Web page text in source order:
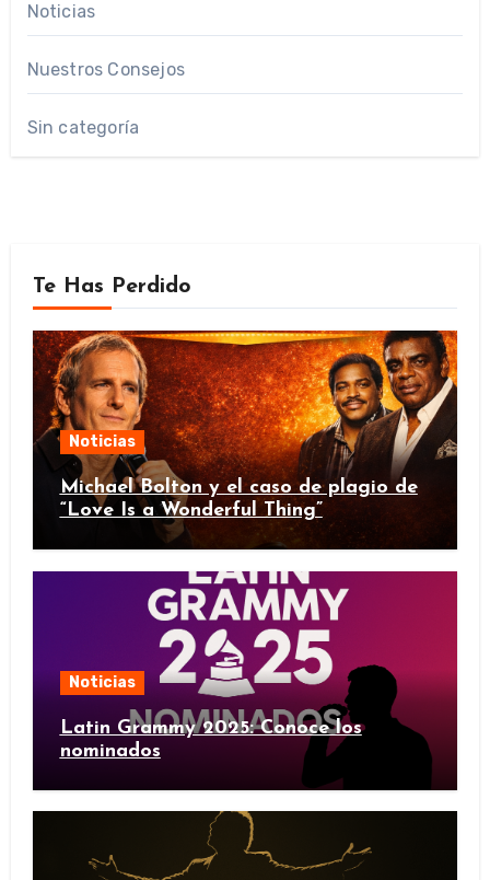
Noticias
Nuestros Consejos
Sin categoría
Te Has Perdido
Noticias
Michael Bolton y el caso de plagio de
“Love Is a Wonderful Thing”
Noticias
Latin Grammy 2025: Conoce los
nominados